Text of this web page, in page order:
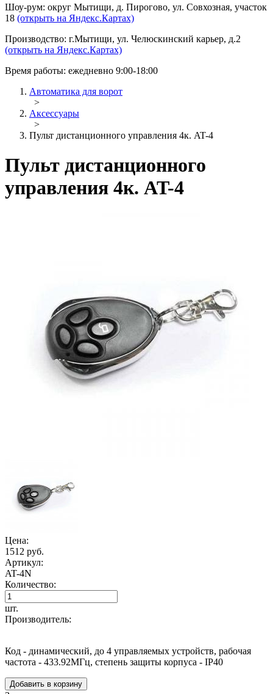
Шоу-рум: округ Мытищи, д. Пирогово, ул. Совхозная, участок
18 (открыть на Яндекс.Картах)
Производство: г.Мытищи, ул. Челюскинский карьер, д.2
(открыть на Яндекс.Картах)
Время работы: ежедневно 9:00-18:00
Автоматика для ворот
>
Аксессуары
>
Пульт дистанционного управления 4к. AT-4
Пульт дистанционного
управления 4к. AT-4
Цена:
1512 руб.
Артикул:
AT-4N
Количество:
шт.
Производитель:
Код - динамический, до 4 управляемых устройств, рабочая
частота - 433.92МГц, степень защиты корпуса - IP40
Добавить в корзину